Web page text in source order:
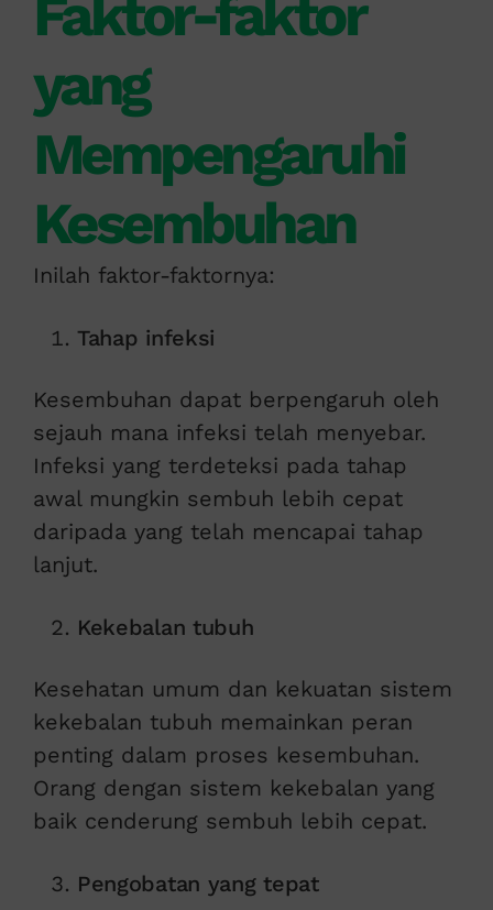
Faktor-faktor
yang
Mempengaruhi
Kesembuhan
Inilah faktor-faktornya:
Tahap infeksi
Kesembuhan dapat berpengaruh oleh
sejauh mana infeksi telah menyebar.
Infeksi yang terdeteksi pada tahap
awal mungkin sembuh lebih cepat
daripada yang telah mencapai tahap
lanjut.
Kekebalan tubuh
Kesehatan umum dan kekuatan sistem
kekebalan tubuh memainkan peran
penting dalam proses kesembuhan.
Orang dengan sistem kekebalan yang
baik cenderung sembuh lebih cepat.
Pengobatan yang tepat